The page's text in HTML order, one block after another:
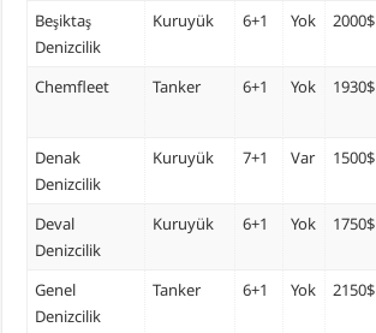
Beşiktaş
Denizcilik
Kuruyük 6+1 Yok 2000$
Chemfleet Tanker 6+1 Yok 1930$
Denak
Denizcilik
Kuruyük 7+1 Var 1500$
Deval
Denizcilik
Kuruyük 6+1 Yok 1750$
Genel
Denizcilik
Tanker 6+1 Yok 2150$